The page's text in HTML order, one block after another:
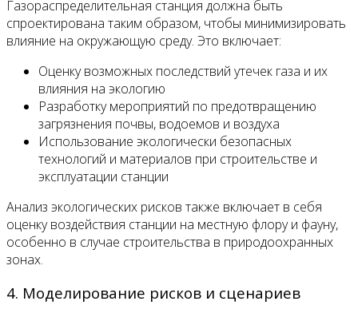
Газораспределительная станция должна быть
спроектирована таким образом, чтобы минимизировать
влияние на окружающую среду. Это включает:
Оценку возможных последствий утечек газа и их
влияния на экологию
Разработку мероприятий по предотвращению
загрязнения почвы, водоемов и воздуха
Использование экологически безопасных
технологий и материалов при строительстве и
эксплуатации станции
Анализ экологических рисков также включает в себя
оценку воздействия станции на местную флору и фауну,
особенно в случае строительства в природоохранных
зонах.
4. Моделирование рисков и сценариев